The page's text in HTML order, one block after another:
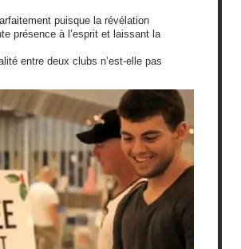
puisque la révélation
présence à l’esprit et laissant la
entre deux clubs n’est-elle pas